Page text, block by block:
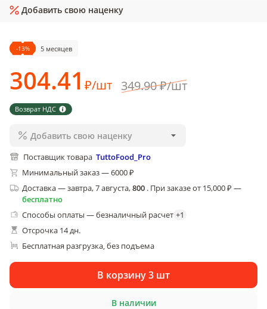
Добавить свою наценку
-13% 5 месяцев
304.41 ₽/шт 349.90₽/шт
Возврат НДС
Добавить свою наценку
Поставщик товара TuttoFood_Pro
Минимальный заказ — 6000 ₽
Доставка—завтра, 7 августа,800 . При заказе от 15,000 ₽ —
бесплатно
Способы оплаты — безналичный расчет +1
Отсрочка 14 дн.
Бесплатная разгрузка, без подъема
В корзину 3 шт
В наличии